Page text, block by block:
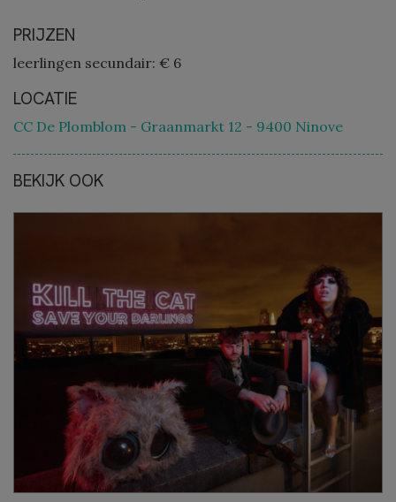
PRIJZEN
leerlingen secundair: € 6
LOCATIE
CC De Plomblom - Graanmarkt 12 - 9400 Ninove
BEKIJK OOK